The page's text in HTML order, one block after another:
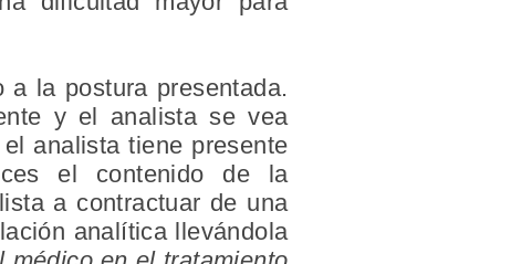
la postura presentada.
y el analista se vea
analista tiene presente
el contenido de la
a contractuar de una
analítica llevándola